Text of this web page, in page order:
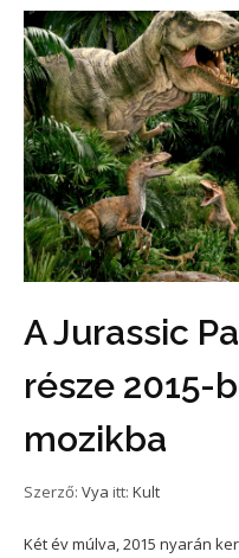
A Jurassic
része 2015-
mozikba
Szerző: Vya itt: Kult
Két év múlva, 2015 nyarán